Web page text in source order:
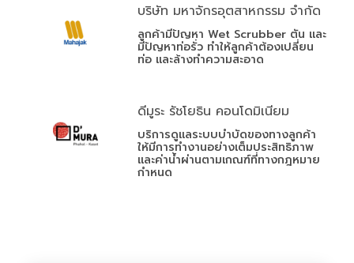
บริษัท มหาจักรอุตสาหกรรม จำกัด
ลูกค้ามีปัญหา Wet Scrubber ตัน และ
มีปัญหาท่อรั่ว ทำให้ลูกค้าต้องเปลี่ยน
ท่อ และล้างทำความสะอาด
ดีมูระ รัชโยธิน คอนโดมิเนียม
บริการดูแลระบบบำบัดของทางลูกค้า
ให้มีการทำงานอย่างเต็มประสิทธิภาพ
และค่าน้ำผ่านตามเกณฑ์ที่ทางกฎหมาย
กำหนด